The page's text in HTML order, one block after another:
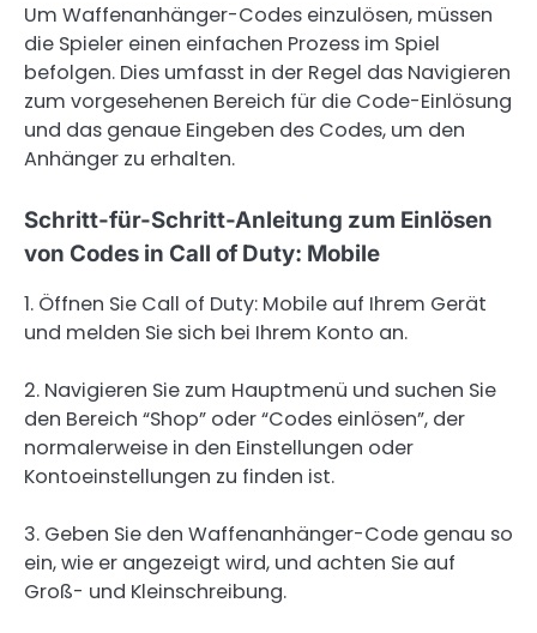
Um Waffenanhänger-Codes einzulösen, müssen
die Spieler einen einfachen Prozess im Spiel
befolgen. Dies umfasst in der Regel das Navigieren
zum vorgesehenen Bereich für die Code-Einlösung
und das genaue Eingeben des Codes, um den
Anhänger zu erhalten.
Schritt-für-Schritt-Anleitung zum Einlösen
von Codes in Call of Duty: Mobile
1. Öffnen Sie Call of Duty: Mobile auf Ihrem Gerät
und melden Sie sich bei Ihrem Konto an.
2. Navigieren Sie zum Hauptmenü und suchen Sie
den Bereich “Shop” oder “Codes einlösen”, der
normalerweise in den Einstellungen oder
Kontoeinstellungen zu finden ist.
3. Geben Sie den Waffenanhänger-Code genau so
ein, wie er angezeigt wird, und achten Sie auf
Groß- und Kleinschreibung.